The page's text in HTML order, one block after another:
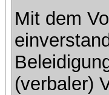
Mit dem
(verbaler)